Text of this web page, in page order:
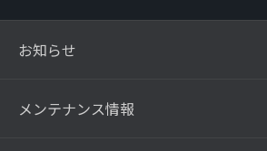
お知らせ
メンテナンス情報